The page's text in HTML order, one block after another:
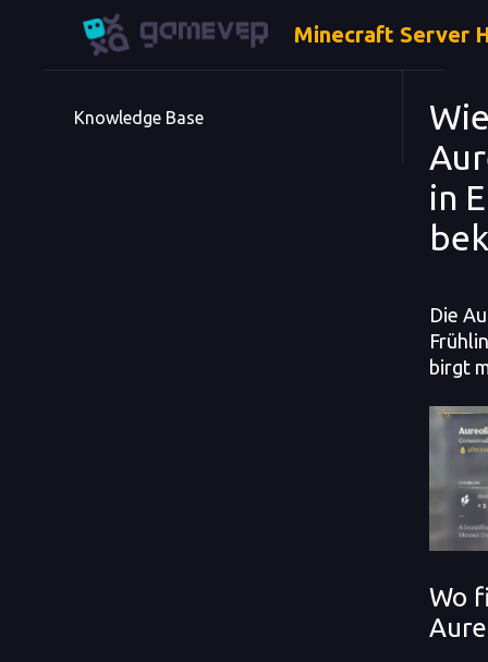
Minecraft Server
Knowledge Base
in
Die
birgt
Wo